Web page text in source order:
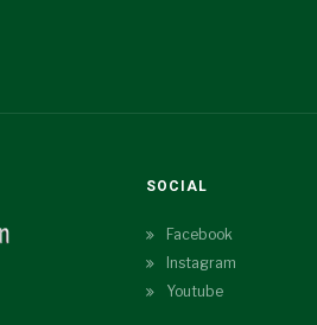
SOCIAL
Facebook
Instagram
Youtube